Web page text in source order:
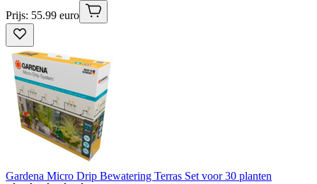
Prijs: 55.99 euro
Gardena Micro Drip Bewatering Terras Set voor 30 planten